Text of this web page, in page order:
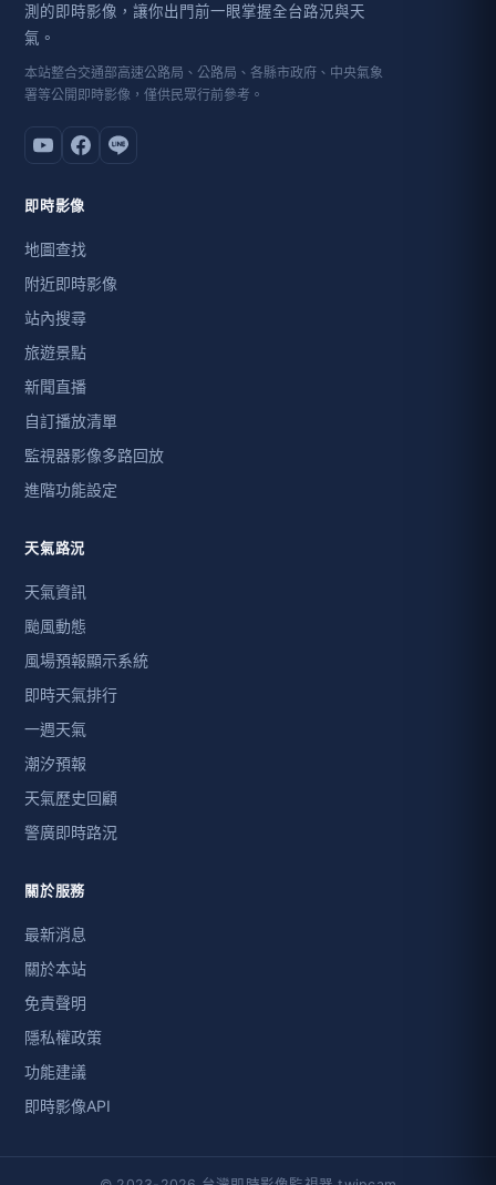
測的即時影像，讓你出門前一眼掌握全台路況與天
氣。
本站整合交通部高速公路局、公路局、各縣市政府、中央氣象
署等公開即時影像，僅供民眾行前參考。
即時影像
地圖查找
附近即時影像
站內搜尋
旅遊景點
新聞直播
自訂播放清單
監視器影像多路回放
進階功能設定
天氣路況
天氣資訊
颱風動態
風場預報顯示系統
即時天氣排行
一週天氣
潮汐預報
天氣歷史回顧
警廣即時路況
關於服務
最新消息
關於本站
免責聲明
隱私權政策
功能建議
即時影像API